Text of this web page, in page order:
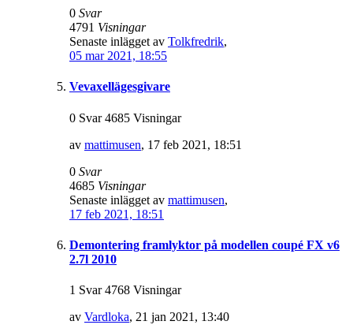
0 Svar
4791 Visningar
Senaste inlägget av Tolkfredrik,
05 mar 2021, 18:55
Vevaxellägesgivare
0 Svar 4685 Visningar
av mattimusen, 17 feb 2021, 18:51
0 Svar
4685 Visningar
Senaste inlägget av mattimusen,
17 feb 2021, 18:51
Demontering framlyktor på modellen coupé FX v6
2.7l 2010
1 Svar 4768 Visningar
av Vardloka, 21 jan 2021, 13:40